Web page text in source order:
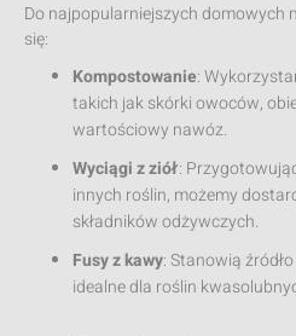
Do najpopularniejszych domowych
się:
Kompostowanie:
takich jak skórki owoców,
wartościowy nawóz.
Wyciągi z ziół:
innych roślin, możemy
składników odżywczych.
Fusy z kawy: Stanowią
idealne dla roślin